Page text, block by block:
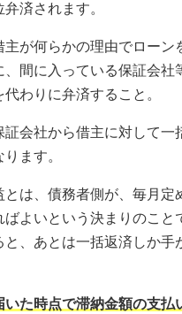
済されます。
が何らかの理由でローン
、間に入っている保証会社
わりに弁済すること。
証会社から借主に対して一
ます。
とは、債務者側が、毎月定
ばよいという決まりのこと
、あとは一括返済しか手
いた時点で滞納金額の支払